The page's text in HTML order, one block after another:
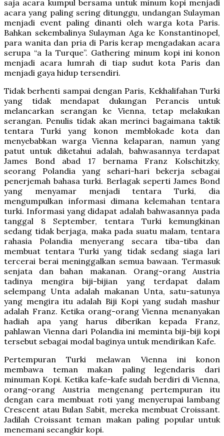
saja acara kumpul bersama untuk minum kopi menjadi
acara yang paling sering ditunggu, undangan Sulayman
menjadi event paling dinanti oleh warga kota Paris.
Bahkan sekembalinya Sulayman Aga ke Konstantinopel,
para wanita dan pria di Paris kerap mengadakan acara
serupa “a la Turque”. Gathering minum kopi ini konon
menjadi acara lumrah di tiap sudut kota Paris dan
menjadi gaya hidup tersendiri.
Tidak berhenti sampai dengan Paris, Kekhalifahan Turki
yang tidak mendapat dukungan Perancis untuk
melancarkan serangan ke Vienna, tetap melakukan
serangan. Penulis tidak akan merinci bagaimana taktik
tentara Turki yang konon memblokade kota dan
menyebabkan warga Vienna kelaparan, namun yang
patut untuk diketahui adalah, bahwasannya terdapat
James Bond abad 17 bernama Franz Kolschitzky,
seorang Polandia yang sehari-hari bekerja sebagai
penerjemah bahasa turki. Berlagak seperti James Bond
yang menyamar menjadi tentara Turki, dia
mengumpulkan informasi dimana kelemahan tentara
turki. Informasi yang didapat adalah bahwasannya pada
tanggal 8 September, tentara Turki kemungkinan
sedang tidak berjaga, maka pada suatu malam, tentara
rahasia Polandia menyerang secara tiba-tiba dan
membuat tentara Turki yang tidak sedang siaga lari
tercerai berai meninggalkan semua bawaan. Termasuk
senjata dan bahan makanan. Orang-orang Austria
tadinya mengira biji-bijian yang terdapat dalam
selempang Unta adalah makanan Unta, satu-satunya
yang mengira itu adalah Biji Kopi yang sudah mashur
adalah Franz. Ketika orang-orang Vienna menanyakan
hadiah apa yang harus diberikan kepada Franz,
pahlawan Vienna dari Polandia ini meminta biji-biji kopi
tersebut sebagai modal baginya untuk mendirikan Kafe.
Pertempuran Turki melawan Vienna ini konon
membawa teman makan paling legendaris dari
minuman Kopi. Ketika kafe-kafe sudah berdiri di Vienna,
orang-orang Austria mengenang pertempuran itu
dengan cara membuat roti yang menyerupai lambang
Crescent atau Bulan Sabit, mereka membuat Croissant.
Jadilah Croissant teman makan paling popular untuk
menemani secangkir kopi.